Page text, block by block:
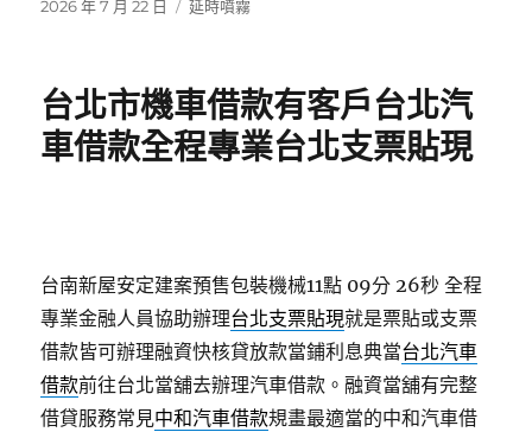
發
2026 年 7 月 22 日
分
延時噴霧
台北市機車借款有客戶台北汽
車借款全程專業台北支票貼現
台南新屋安定建案預售包裝機械11點 09分 26秒 全程
專業金融人員協助辦理台北支票貼現就是票貼或支票
借款皆可辦理融資快核貸放款當鋪利息典當台北汽車
借款前往台北當舖去辦理汽車借款。融資當舖有完整
借貸服務常見中和汽車借款規畫最適當的中和汽車借